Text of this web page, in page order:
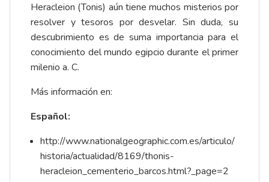
Heracleion (Tonis) aún tiene muchos misterios por
resolver y tesoros por desvelar. Sin duda, su
descubrimiento es de suma importancia para el
conocimiento del mundo egipcio durante el primer
milenio a. C.
Más información en:
Español:
http://www.nationalgeographic.com.es/articulo/
historia/actualidad/8169/thonis-
heracleion_cementerio_barcos.html?_page=2